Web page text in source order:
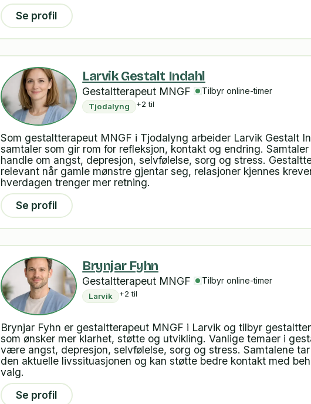
Se profil
Larvik Gestalt Indahl
Gestaltterapeut MNGF Tilbyr online-timer
Tjodalyng +2 til
Som gestaltterapeut MNGF i Tjodalyng arbeider Larvik Gestalt
samtaler som gir rom for refleksjon, kontakt og endring.
handle om angst, depresjon, selvfølelse, sorg og stress.
relevant når gamle mønstre gjentar seg, relasjoner kjennes
hverdagen trenger mer retning.
Se profil
Brynjar Fyhn
Gestaltterapeut MNGF Tilbyr online-timer
Larvik +2 til
Brynjar Fyhn er gestaltterapeut MNGF i Larvik og tilbyr
som ønsker mer klarhet, støtte og utvikling. Vanlige temaer i
være angst, depresjon, selvfølelse, sorg og stress. Samtalene
den aktuelle livssituasjonen og kan støtte bedre kontakt med
valg.
Se profil